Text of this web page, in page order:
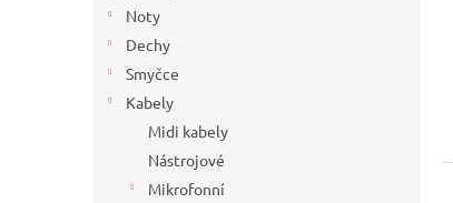
Noty
Dechy
Smyčce
Kabely
Midi kabely
Nástrojové
Mikrofonní